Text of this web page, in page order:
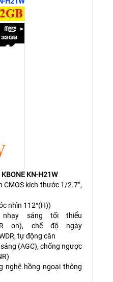
KN-H21W
CMOS kích thước 1/2.7”,
nhìn 112°(H))
sáng tối thiểu
on), chế độ ngày
tự động cân
(AGC), chống ngược
nghệ hồng ngoại thông